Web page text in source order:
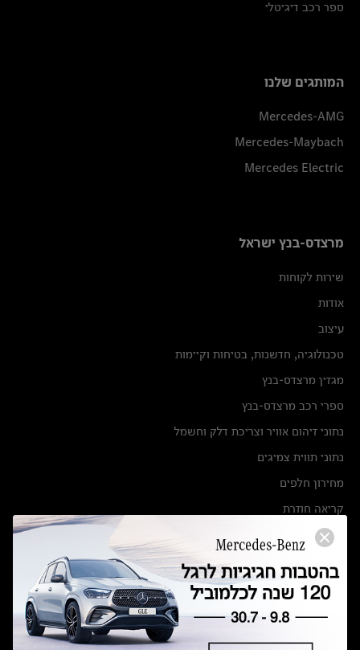
ספר רכב דיגיטלי
המותגים שלנו
Mercedes-AMG
Mercedes-Maybach
Mercedes Electric
מרצדס-בנץ ישראל
שירות לקוחות
אודות
עיצוב
טכנולוגיה, חדשנות, בטיחות וקיימות
מגזין מרצדס-בנץ
ספרי רכב מרצדס-בנץ
נתוני זיהום אוויר וצריכת דלק וחשמל
נתוני תווית צמיגים
מחירון חלפים
קריאה חוזרת
הודעה על הטבות לרכבי מרצדס בהסדר פשרה בתצ 56447-02-19
תקנון ימי מכירות 120 לכלמוביל